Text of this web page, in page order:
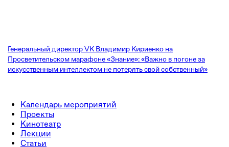
Генеральный директор VK Владимир Кириенко на
Просветительском марафоне «Знание»: «Важно в погоне за
искусственным интеллектом не потерять свой собственный»
Календарь мероприятий
Проекты
Кинотеатр
Лекции
Статьи